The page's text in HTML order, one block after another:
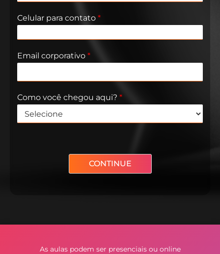
Celular para contato​ *
Email corporativo​ *
Como você chegou aqui? *
CONTINUE
As aulas podem ser presenciais ou online